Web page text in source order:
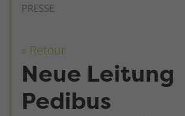
PRESSE
« Retour
Neue Leitung
Pedibus